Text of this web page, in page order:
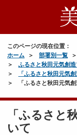
このページの現在位置：
ホーム
部署別一覧
ふるさと秋田元気創
「ふるさと秋田元気
「ふるさと秋田元気
「ふるさと
いて